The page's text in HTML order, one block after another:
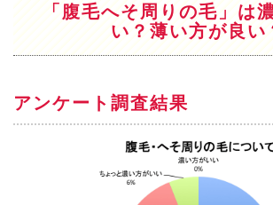
「腹毛へそ周りの毛」は
い？薄い方が良い
アンケート調査結果